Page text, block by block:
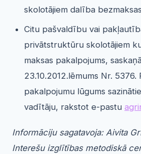
skolotājiem dalība
Citu pašvaldību vai
privātstruktūru skolotājiem
maksas pakalpojums,
23.10.2012.lēmums Nr. 5376.
pakalpojumu lūgums
vadītāju, rakstot e-pastu
Informāciju sagatavoja: Aivita
Interešu izglītības metodiskā